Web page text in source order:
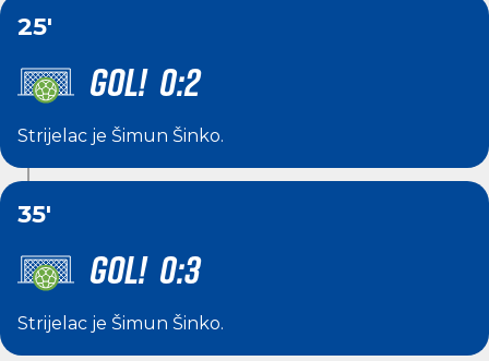
25'
GOL! 0:2
Strijelac je Šimun Šinko.
35'
GOL! 0:3
Strijelac je Šimun Šinko.